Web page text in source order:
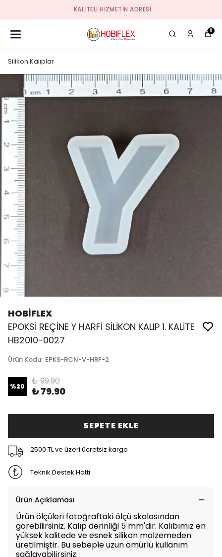
KALİTELİ HİZMETİN ADRESİ
0
Silikon Kalıplar
HOBİFLEX
EPOKSİ REÇİNE Y HARFİ SİLİKON KALIP 1. KALİTE
HB2010-0027
Ürün Kodu: EPKS-RCN-V-HRF-2
%20 ₺ 99.90
₺ 79.90
SEPETE EKLE
2500 TL ve üzeri ücretsiz kargo
Teknik Destek Hattı
Ürün Açıklaması
Ürün ölçüleri fotoğraftaki ölçü skalasından
görebilirsiniz. Kalıp derinliği 5 mm'dir. Kalıbımız en
yüksek kalitede ve esnek silikon malzemeden
üretilmiştir. Bu sebeple uzun ömürlü kullanım
sağlayabilirsiniz.